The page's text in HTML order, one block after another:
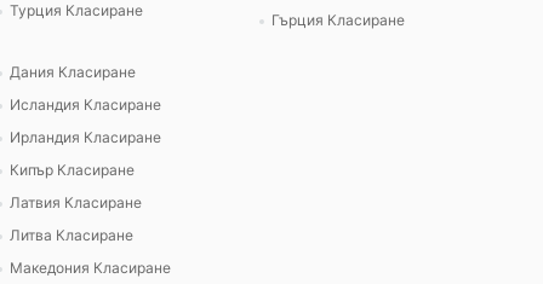
Турция Класиране
Гърция Класиране
Дания Класиране
Исландия Класиране
Ирландия Класиране
Кипър Класиране
Латвия Класиране
Литва Класиране
Македония Класиране